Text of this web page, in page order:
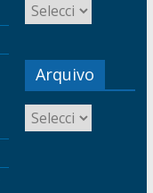
Arquivo